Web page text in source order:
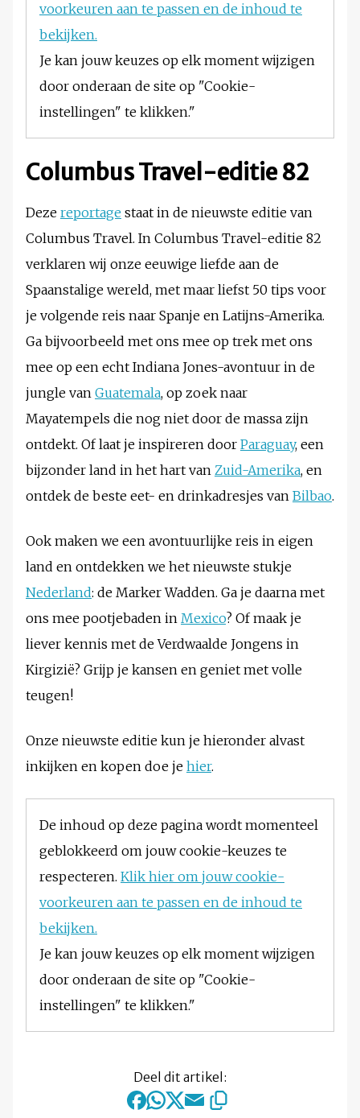
voorkeuren aan te passen en de inhoud te
bekijken.
Je kan jouw keuzes op elk moment wijzigen
door onderaan de site op "Cookie-
instellingen" te klikken."
Columbus Travel-editie 82
Deze reportage staat in de nieuwste editie van
Columbus Travel. In Columbus Travel-editie 82
verklaren wij onze eeuwige liefde aan de
Spaanstalige wereld, met maar liefst 50 tips voor
je volgende reis naar Spanje en Latijns-Amerika.
Ga bijvoorbeeld met ons mee op trek met ons
mee op een echt Indiana Jones-avontuur in de
jungle van Guatemala, op zoek naar
Mayatempels die nog niet door de massa zijn
ontdekt. Of laat je inspireren door Paraguay, een
bijzonder land in het hart van Zuid-Amerika, en
ontdek de beste eet- en drinkadresjes van Bilbao.
Ook maken we een avontuurlijke reis in eigen
land en ontdekken we het nieuwste stukje
Nederland: de Marker Wadden. Ga je daarna met
ons mee pootjebaden in Mexico? Of maak je
liever kennis met de Verdwaalde Jongens in
Kirgizië? Grijp je kansen en geniet met volle
teugen!
Onze nieuwste editie kun je hieronder alvast
inkijken en kopen doe je hier.
De inhoud op deze pagina wordt momenteel
geblokkeerd om jouw cookie-keuzes te
respecteren. Klik hier om jouw cookie-
voorkeuren aan te passen en de inhoud te
bekijken.
Je kan jouw keuzes op elk moment wijzigen
door onderaan de site op "Cookie-
instellingen" te klikken."
Deel dit artikel: